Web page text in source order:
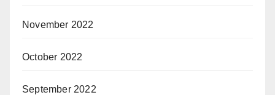
November 2022
October 2022
September 2022